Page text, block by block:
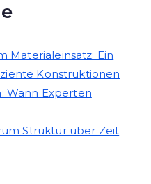
Materialeinsatz: Ein
Konstruktionen
Wann Experten
Struktur über Zeit